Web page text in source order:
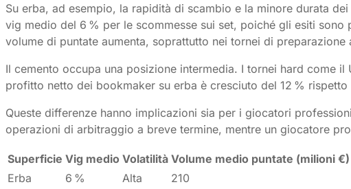
Su erba, ad esempio, la rapidità di scambio e la minore durata
vig medio del 6 % per le scommesse sui set, poiché gli esiti
volume di puntate aumenta, soprattutto nei tornei di preparazione
Il cemento occupa una posizione intermedia. I tornei hard come
profitto netto dei bookmaker su erba è cresciuto del 12 %
Queste differenze hanno implicazioni sia per i giocatori
operazioni di arbitraggio a breve termine, mentre un giocatore
Superficie Vig medio Volatilità Volume medio puntate (milioni €)
Erba
6 % Alta
210